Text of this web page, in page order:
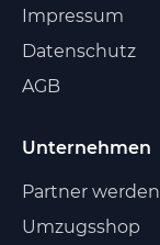
Impressum
Datenschutz
AGB
Unternehmen
Partner werden
Umzugsshop